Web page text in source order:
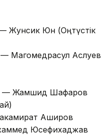
Жунсик Юн (Оңтүстік
— Магомедрасул Аслуев
— Жамшид Шафаров
Аширов
Юсефихаджав